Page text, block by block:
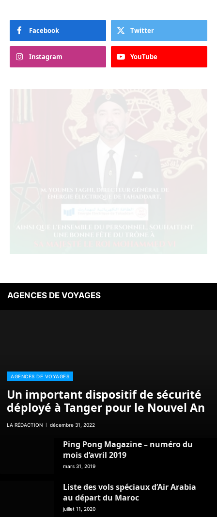
Facebook Twitter
Instagram YouTube
AGENCES DE VOYAGES
AGENCES DE VOYAGES
Un important dispositif de sécurité
déployé à Tanger pour le Nouvel An
LA RÉDACTION décembre 31, 2022
Ping Pong Magazine – numéro du
mois d’avril 2019
mars 31, 2019
Liste des vols spéciaux d’Air Arabia
au départ du Maroc
juillet 11, 2020